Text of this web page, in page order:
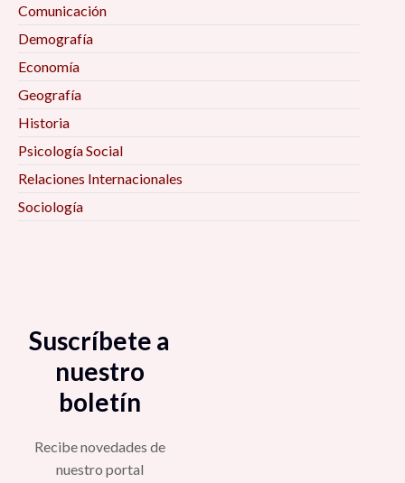
Comunicación
Demografía
Economía
Geografía
Historia
Psicología Social
Relaciones Internacionales
Sociología
Suscríbete a
nuestro
boletín
Recibe novedades de
nuestro portal